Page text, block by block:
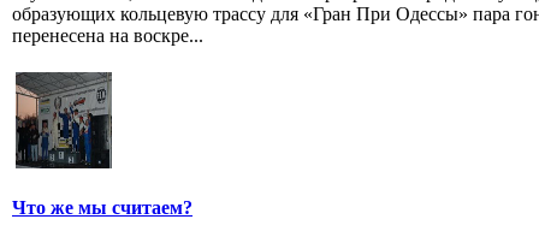
образующих кольцевую трассу для «Гран При Одессы» пара
перенесена на воскре...
Что же мы считаем?